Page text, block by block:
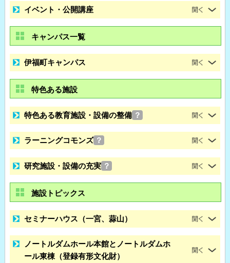
イベント・公開講座
キャンパス一覧
伊福町キャンパス
特色ある施設
特色ある教育施設・設備の整備 ？
ラーニングコモンズ ？
研究施設・設備の充実 ？
施設トピックス
セミナーハウス（一宮、蒜山）
ノートルダムホール本館とノートルダムホ
ール東棟（登録有形文化財）